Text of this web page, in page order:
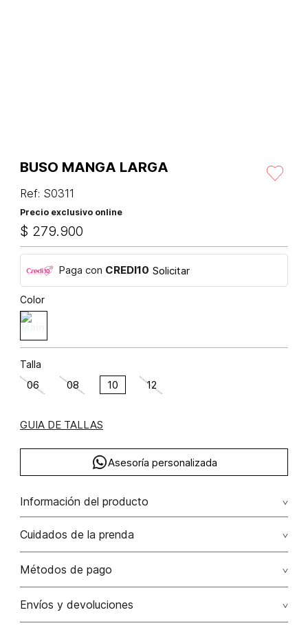
BUSO MANGA LARGA
Ref: S0311
Precio exclusivo online
$ 279.900
Paga con CREDI10 Solicitar
Color
Talla
06 08 10 12
GUIA DE TALLAS
Asesoría personalizada
Información del producto
C10-soft sporty repro poliéster 92% elastano 8% 92.00%
poliéster/polyester8.00% elastano/elastane
Cuidados de la prenda
Lavado a máquina máximo a 30°c / centrifugar / secar
No usar lejia
Métodos de pago
Tarjetas de crédito: Visa, Dinners, Master Card y American
Envíos y devoluciones